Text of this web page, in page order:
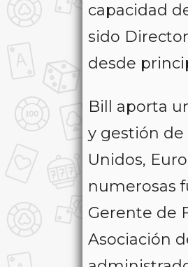
capacidad
sido
desde
Bill aporta
y gestión de
Unidos,
numerosas
Gerente de
Asociación